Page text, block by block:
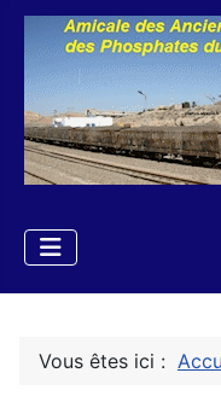
Vous êtes ici :